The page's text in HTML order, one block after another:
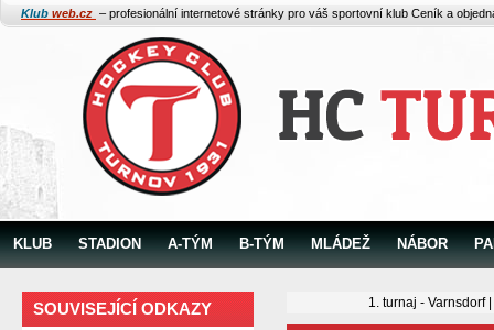
Klub web.cz – profesionální internetové stránky pro váš sportovní klub Ceník a
KLUB STADION A-TÝM B-TÝM MLÁDEŽ NÁBOR
1. turnaj - Varnsdorf
SOUVISEJÍCÍ ODKAZY